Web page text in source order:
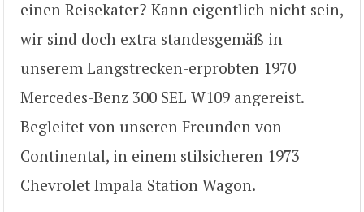
einen Reisekater? Kann eigentlich nicht sein,
wir sind doch extra standesgemäß in
unserem Langstrecken-erprobten 1970
Mercedes-Benz 300 SEL W109 angereist.
Begleitet von unseren Freunden von
Continental, in einem stilsicheren 1973
Chevrolet Impala Station Wagon.